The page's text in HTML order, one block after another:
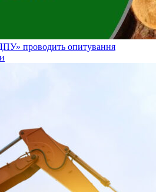
проводить опитування